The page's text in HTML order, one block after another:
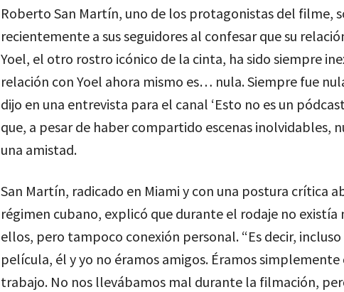
Roberto San Martín, uno de los protagonistas del filme,
recientemente a sus seguidores al confesar que su
Yoel, el otro rostro icónico de la cinta, ha sido siempre
relación con Yoel ahora mismo es… nula. Siempre fue
dijo en una entrevista para el canal ‘Esto no es un
que, a pesar de haber compartido escenas inolvidables,
una amistad.
San Martín, radicado en Miami y con una postura crítica
régimen cubano, explicó que durante el rodaje no
ellos, pero tampoco conexión personal. “Es decir,
película, él y yo no éramos amigos. Éramos
trabajo. No nos llevábamos mal durante la filmación,